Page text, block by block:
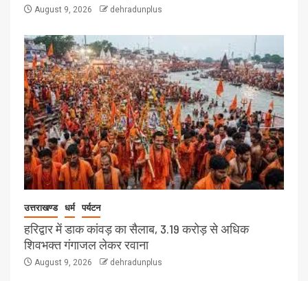
August 9, 2026 dehradunplus
उत्तराखण्ड धर्म पर्यटन
हरिद्वार में डाक कांवड़ का सैलाब, 3.19 करोड़ से अधिक
शिवभक्त गंगाजल लेकर रवाना
August 9, 2026 dehradunplus